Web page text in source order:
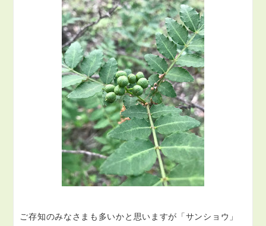
ご存知のみなさまも多いかと思いますが「サンショウ」